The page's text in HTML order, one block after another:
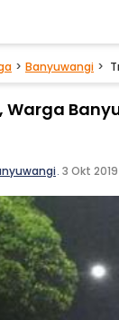
Banyuwangi
Warga
. 3 Okt 2019